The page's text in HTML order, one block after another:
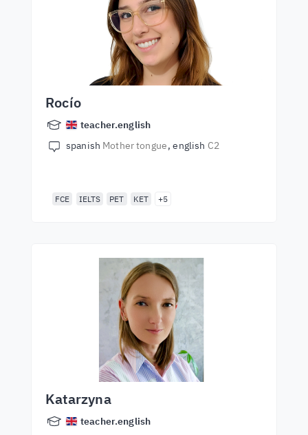
Rocío
teacher.english
spanish Mother tongue english C2
FCE IELTS PET KET +5
Katarzyna
teacher.english